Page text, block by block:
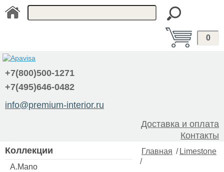
0
+7(800)500-1271
+7(495)646-0482
info@premium-interior.ru
Доставка и оплата
Контакты
Коллекции
A.Mano
Главная / Limestone
/